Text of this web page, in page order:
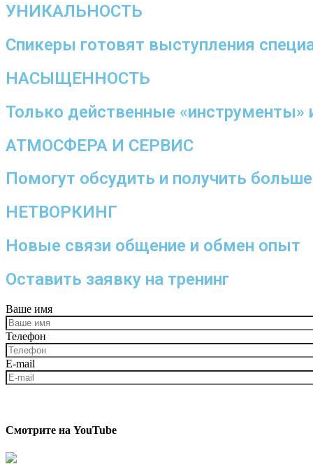
УНИКАЛЬНОСТЬ
Спикеры готовят выступления
НАСЫЩЕННОСТЬ
Только действенные «инструменты»
АТМОСФЕРА И СЕРВИС
Помогут обсудить и получить больше
НЕТВОРКИНГ
Новые связи общение и обмен опыт
Оставить заявку на тренинг
Ваше имя
Телефон
E-mail
Смотрите на YouTube